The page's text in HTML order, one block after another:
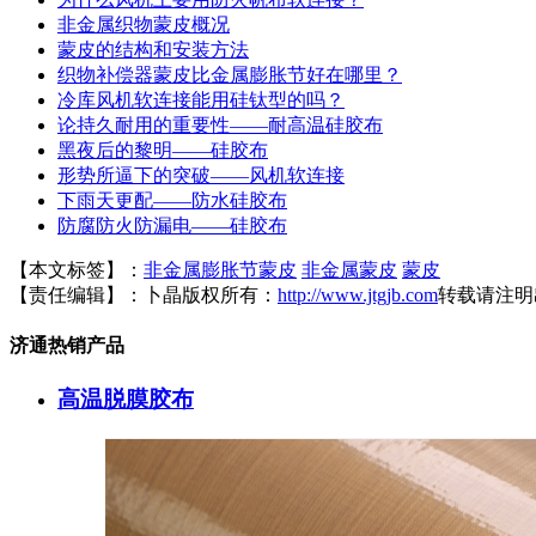
非金属织物蒙皮概况
蒙皮的结构和安装方法
织物补偿器蒙皮比金属膨胀节好在哪里？
冷库风机软连接能用硅钛型的吗？
论持久耐用的重要性——耐高温硅胶布
黑夜后的黎明——硅胶布
形势所逼下的突破——风机软连接
下雨天更配——防水硅胶布
防腐防火防漏电——硅胶布
【本文标签】： 非金属膨胀节蒙皮 非金属蒙皮 蒙皮
【责任编辑】：
卜晶版权所有： http://www.jtgjb.com转载请注
济通热销产品
高温脱膜胶布